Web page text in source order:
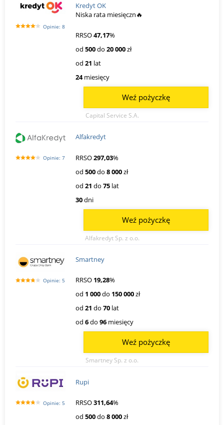
Opinie: 8
Kredyt OK
Niska rata miesięczn🔥
RRSO47,17%
od 500do 20 000zł
od 21 lat
24miesięcy
Capital Service S.A.
Weź pożyczkę
Opinie: 7
Alfakredyt
RRSO297,03%
od 500do 8 000zł
od 21 do 75 lat
30dni
Alfakredyt Sp. z o.o.
Weź pożyczkę
Opinie: 5
Smartney
RRSO 19,28%
od 1 000do 150 000zł
od 21 do 70 lat
od 6do 96 miesięcy
Smartney Sp. z o.o.
Weź pożyczkę
Opinie: 5
Rupi
RRSO311,64%
od 500do 8 000zł